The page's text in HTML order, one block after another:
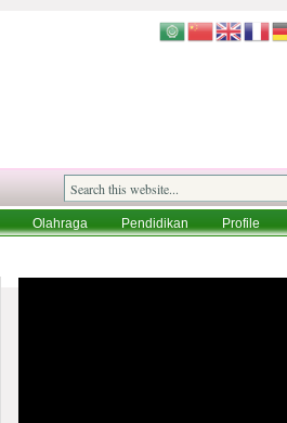
Olahraga Pendidikan Profile